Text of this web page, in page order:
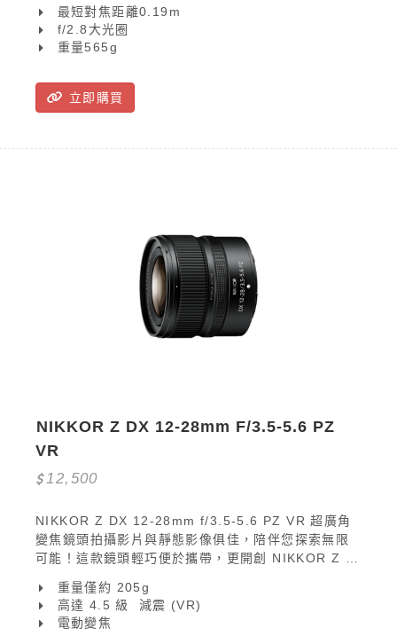
最短對焦距離0.19m
f/2.8大光圈
重量565g
立即購買
NIKKOR Z DX 12-28mm F/3.5-5.6 PZ
VR
12,500
NIKKOR Z DX 12-28mm f/3.5-5.6 PZ VR 超廣角
變焦鏡頭拍攝影片與靜態影像俱佳，陪伴您探索無限
可能！這款鏡頭輕巧便於攜帶，更開創 NIKKOR Z 先
Vlogger、美食達人或是旅遊 KOL，都可帶來更多繽
紛畫面，為創作內容增添精彩！
重量僅約 205g
高達 4.5 級  減震 (VR)
電動變焦